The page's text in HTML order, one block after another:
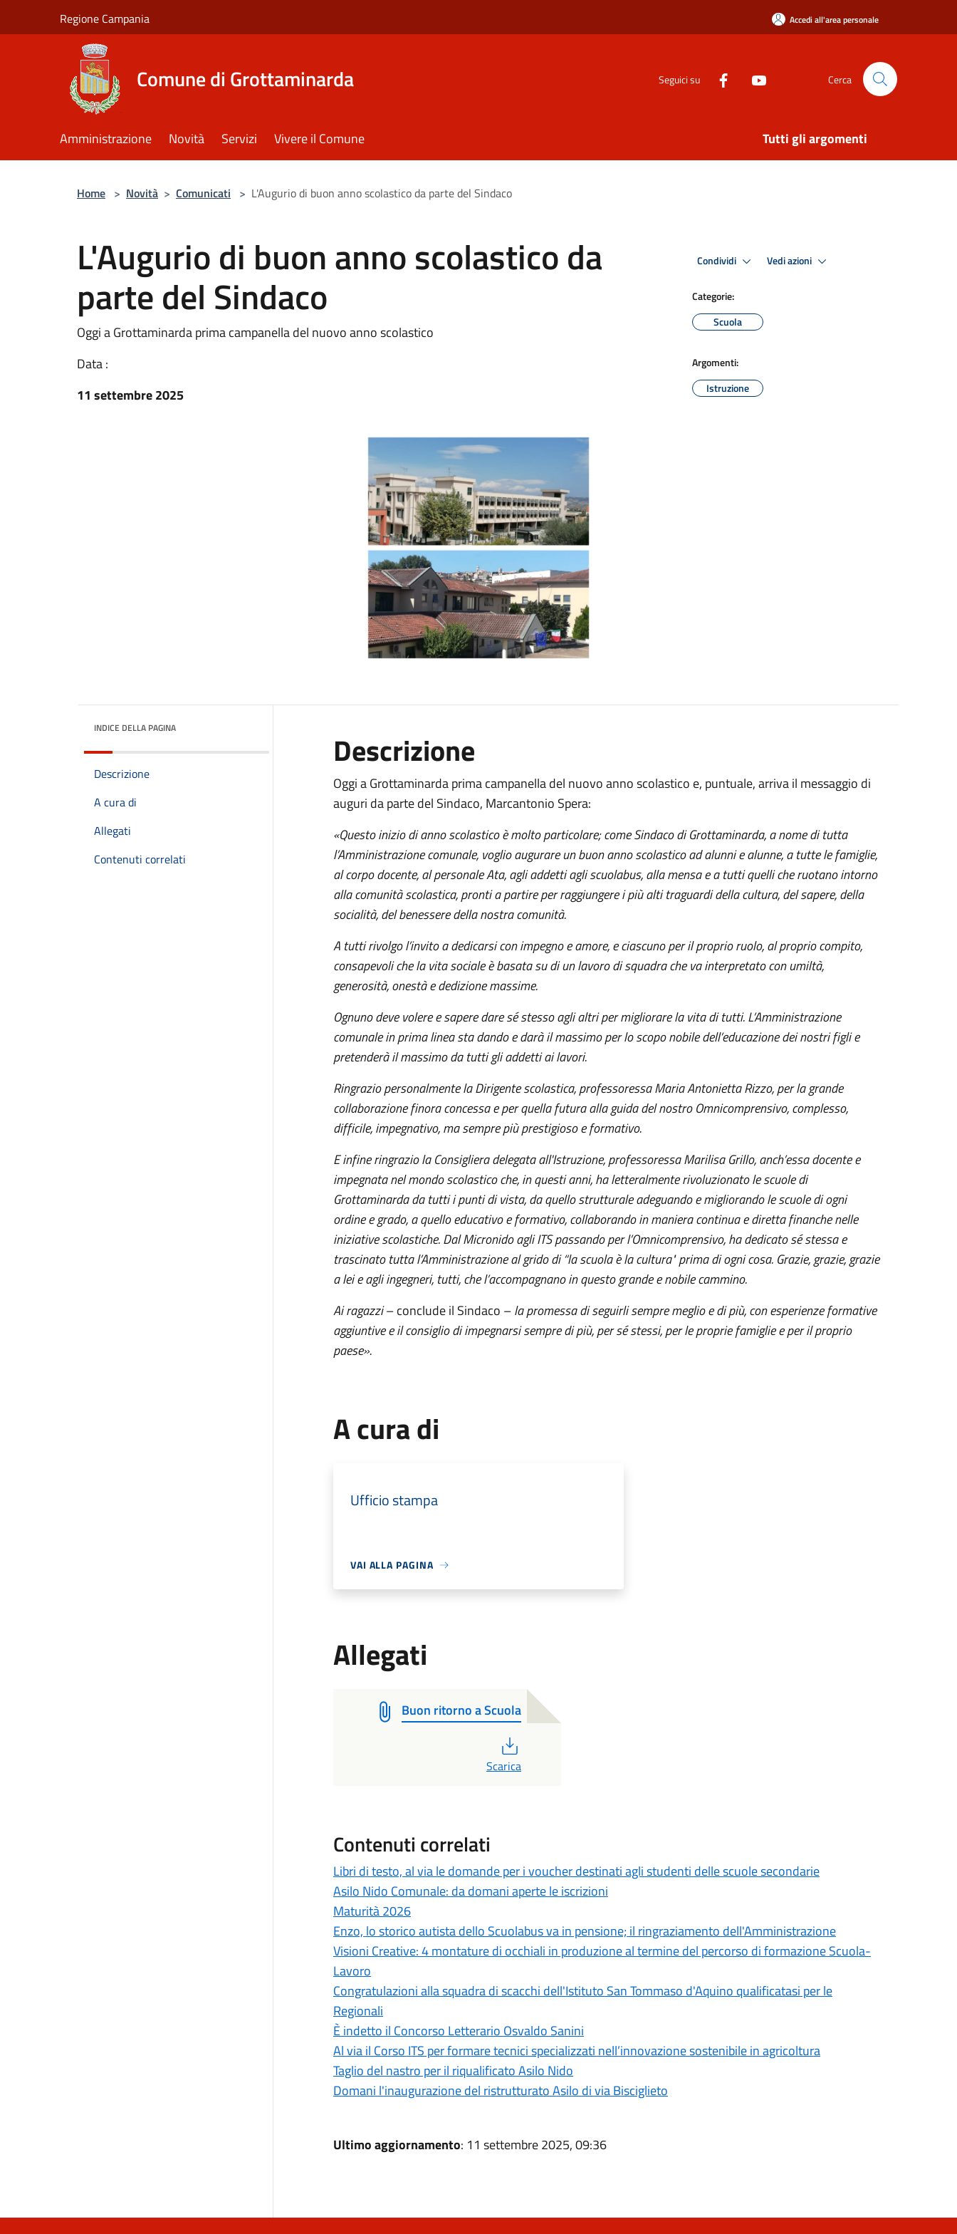
Regione Campania Accedi all'area personale
Comune di Grottaminarda Seguici su Cerca
Amministrazione Novità Servizi Vivere il Comune Tutti gli argomenti
Home > Novità > Comunicati > L'Augurio di buon anno scolastico da parte del Sindaco
L'Augurio di buon anno scolastico da
parte del Sindaco
Oggi a Grottaminarda prima campanella del nuovo anno scolastico
Data :
11 settembre 2025
Condividi Vedi azioni
Categorie:
Scuola
Argomenti:
Istruzione
INDICE DELLA PAGINA
Descrizione
A cura di
Allegati
Contenuti correlati
Descrizione
Oggi a Grottaminarda prima campanella del nuovo anno scolastico e, puntuale, arriva il messaggio di
auguri da parte del Sindaco, Marcantonio Spera:
«Questo inizio di anno scolastico è molto particolare; come Sindaco di Grottaminarda, a nome di tutta
l’Amministrazione comunale, voglio augurare un buon anno scolastico ad alunni e alunne, a tutte le famiglie,
al corpo docente, al personale Ata, agli addetti agli scuolabus, alla mensa e a tutti quelli che ruotano intorno
alla comunità scolastica, pronti a partire per raggiungere i più alti traguardi della cultura, del sapere, della
socialità, del benessere della nostra comunità.
A tutti rivolgo l’invito a dedicarsi con impegno e amore, e ciascuno per il proprio ruolo, al proprio compito,
consapevoli che la vita sociale è basata su di un lavoro di squadra che va interpretato con umiltà,
generosità, onestà e dedizione massime.
Ognuno deve volere e sapere dare sé stesso agli altri per migliorare la vita di tutti. L’Amministrazione
comunale in prima linea sta dando e darà il massimo per lo scopo nobile dell’educazione dei nostri figli e
pretenderà il massimo da tutti gli addetti ai lavori.
Ringrazio personalmente la Dirigente scolastica, professoressa Maria Antonietta Rizzo, per la grande
collaborazione finora concessa e per quella futura alla guida del nostro Omnicomprensivo, complesso,
difficile, impegnativo, ma sempre più prestigioso e formativo.
E infine ringrazio la Consigliera delegata all'Istruzione, professoressa Marilisa Grillo, anch’essa docente e
impegnata nel mondo scolastico che, in questi anni, ha letteralmente rivoluzionato le scuole di
Grottaminarda da tutti i punti di vista, da quello strutturale adeguando e migliorando le scuole di ogni
ordine e grado, a quello educativo e formativo, collaborando in maniera continua e diretta finanche nelle
iniziative scolastiche. Dal Micronido agli ITS passando per l’Omnicomprensivo, ha dedicato sé stessa e
trascinato tutta l’Amministrazione al grido di “la scuola è la cultura" prima di ogni cosa. Grazie, grazie, grazie
a lei e agli ingegneri, tutti, che l’accompagnano in questo grande e nobile cammino.
Ai ragazzi– conclude il Sindaco –la promessa di seguirli sempre meglio e di più, con esperienze formative
aggiuntive e il consiglio di impegnarsi sempre di più, per sé stessi, per le proprie famiglie e per il proprio
paese».
A cura di
Ufficio stampa
VAI ALLA PAGINA
Allegati
Buon ritorno a Scuola
Scarica
Contenuti correlati
Libri di testo, al via le domande per i voucher destinati agli studenti delle scuole secondarie
Asilo Nido Comunale: da domani aperte le iscrizioni
Maturità 2026
Enzo, lo storico autista dello Scuolabus va in pensione; il ringraziamento dell'Amministrazione
Visioni Creative: 4 montature di occhiali in produzione al termine del percorso di formazione Scuola-
Lavoro
Congratulazioni alla squadra di scacchi dell'Istituto San Tommaso d'Aquino qualificatasi per le
Regionali
È indetto il Concorso Letterario Osvaldo Sanini
Al via il Corso ITS per formare tecnici specializzati nell’innovazione sostenibile in agricoltura
Taglio del nastro per il riqualificato Asilo Nido
Domani l'inaugurazione del ristrutturato Asilo di via Bisciglieto
Ultimo aggiornamento: 11 settembre 2025, 09:36